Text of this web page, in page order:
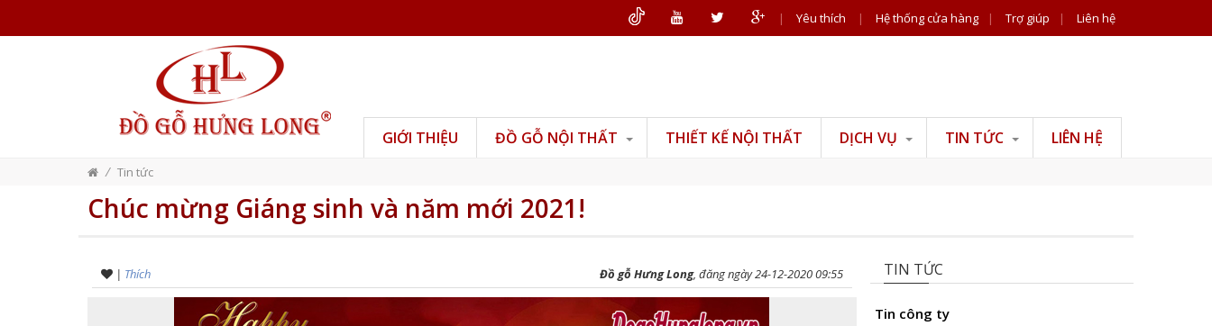
| Yêu thích | Hệ thống cửa hàng | Trợ giúp | Liên hệ
GIỚI THIỆU
Đồ gỗ phòng thờ
Đồ gỗ văn phòng
ĐỒ GỖ NỘI THẤT THIẾT KẾ NỘI THẤT DỊCH VỤ TIN TỨC LIÊN HỆ
/ Tin tức
Chúc mừng Giáng sinh và năm mới 2021!
| Thích Đồ gỗ Hưng Long, đăng ngày 24-12-2020 09:55 TIN TỨC
Tin công ty